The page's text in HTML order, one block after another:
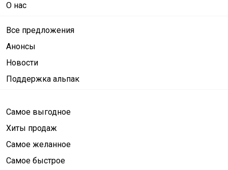
О нас
Все предложения
Анонсы
Новости
Поддержка альпак
Самое выгодное
Хиты продаж
Самое желанное
Самое быстрое